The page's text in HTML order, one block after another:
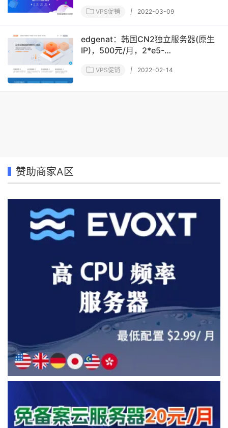
VPS促销 | 2022-03-09
edgenat：韩国CN2独立服务器(原生
IP)，500元/月，2*e5-
VPS促销 | 2022-02-14
赞助商家A区